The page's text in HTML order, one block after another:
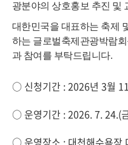
광분야의 상호홍보 추진 및
대한민국을 대표하는 축제
하는 글로벌축제관광박람회
과 참여를 부탁드립니다.
○ 신청기간 : 2026년 3월
○ 운영기간 : 2026. 7. 24.(
○ 운영장소 : 대천해수욕장